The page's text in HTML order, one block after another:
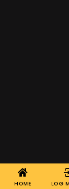
HOME LOG